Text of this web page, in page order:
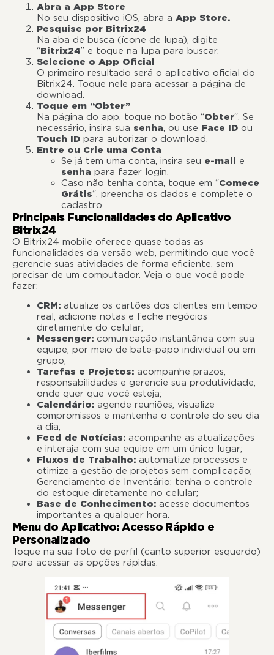
Abra a App Store
No seu dispositivo iOS, abra a App Store.
Pesquise por Bitrix24
Na aba de busca (ícone de lupa), digite
“Bitrix24” e toque na lupa para buscar.
Selecione o App Oficial
O primeiro resultado será o aplicativo oficial do
Bitrix24. Toque nele para acessar a página de
download.
Toque em “Obter”
Na página do app, toque no botão “Obter“. Se
necessário, insira sua senha, ou use Face ID ou
Touch ID para autorizar o download.
Entre ou Crie uma Conta
Se já tem uma conta, insira seu e-mail e
senha para fazer login.
Caso não tenha conta, toque em “Comece
Grátis“, preencha os dados e complete o
cadastro.
Principais Funcionalidades do Aplicativo
Bitrix24
O Bitrix24 mobile oferece quase todas as
funcionalidades da versão web, permitindo que você
gerencie suas atividades de forma eficiente, sem
precisar de um computador. Veja o que você pode
fazer:
CRM: atualize os cartões dos clientes em tempo
real, adicione notas e feche negócios
diretamente do celular;
Messenger: comunicação instantânea com sua
equipe, por meio de bate-papo individual ou em
grupo;
Tarefas e Projetos: acompanhe prazos,
responsabilidades e gerencie sua produtividade,
onde quer que você esteja;
Calendário: agende reuniões, visualize
compromissos e mantenha o controle do seu dia
a dia;
Feed de Notícias: acompanhe as atualizações
e interaja com sua equipe em um único lugar;
Fluxos de Trabalho: automatize processos e
otimize a gestão de projetos sem complicação;
Gerenciamento de Inventário: tenha o controle
do estoque diretamente no celular;
Base de Conhecimento: acesse documentos
importantes a qualquer hora.
Menu do Aplicativo: Acesso Rápido e
Personalizado
Toque na sua foto de perfil (canto superior esquerdo)
para acessar as opções rápidas: